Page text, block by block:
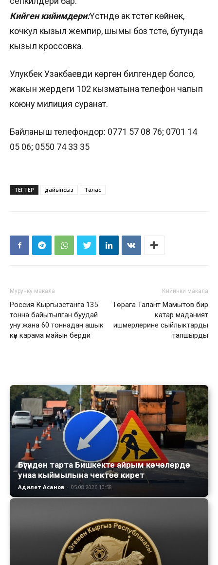
Кийген кийимдери:Үстүндө ак түстөгү көйнөк,
кочкул кызыл жемпир, шымы боз түстө, бутунда
кызыл кроссовка.
Улукбек Узакбаевди көргөн билгендер болсо,
жакын жердеги 102 кызматына телефон чалып
коюну милиция суранат.
Байланыш телефондор: 0771 57 08 76; 0701 14
05 06; 0550 74 33 35
ТЕГТЕР дайынсыз Талас
Мурунку макала
Россия Кыргызстанга 135
тонна байытылган буудай
уну жана 60 тоннадан ашык
күн карама майын берди
Кийинки макала
Төрага Талант Мамытов бир
катар маданият
ишмерлерине сыйлыктарды
тапшырды
Бүгүндөн тарта Бишкекте айрым көчөлөрдө
унаа кыймылына чектөө кирет
Адилет Асанов - 05.08.2026 10:58